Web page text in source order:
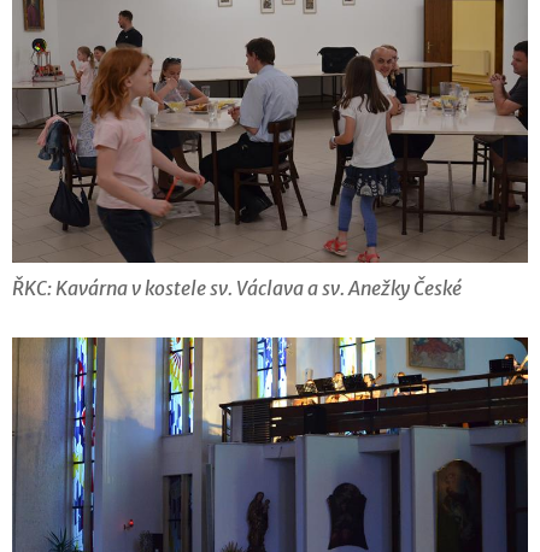
ŘKC: Kavárna v kostele sv. Václava a sv. Anežky České